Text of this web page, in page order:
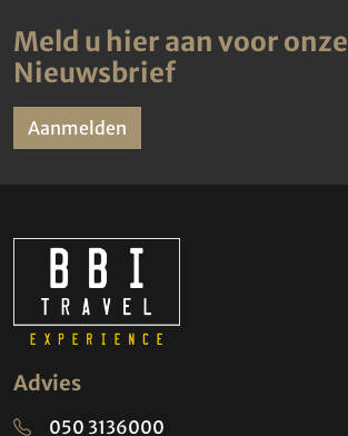
Meld u hier aan voor onze
Nieuwsbrief
Aanmelden
Advies
050 3136000